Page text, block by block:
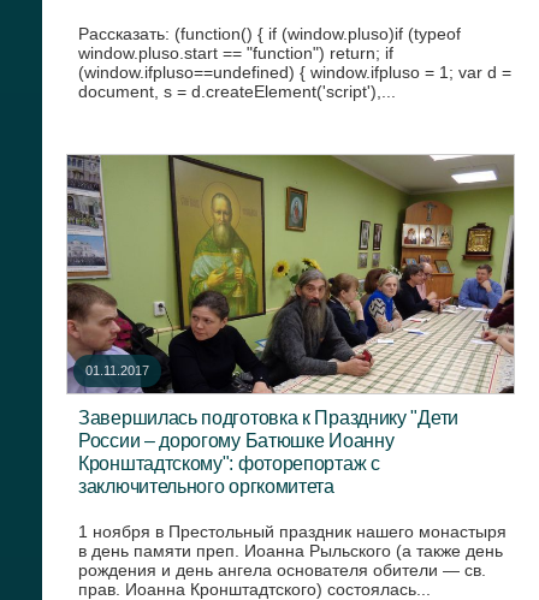
Рассказать: (function() { if (window.pluso)if (typeof
window.pluso.start == "function") return; if
(window.ifpluso==undefined) { window.ifpluso = 1; var d =
document, s = d.createElement('script'),...
01.11.2017
Завершилась подготовка к Празднику "Дети
России – дорогому Батюшке Иоанну
Кронштадтскому": фоторепортаж с
заключительного оргкомитета
1 ноября в Престольный праздник нашего монастыря
в день памяти преп. Иоанна Рыльского (а также день
рождения и день ангела основателя обители — св.
прав. Иоанна Кронштадтского) состоялась...